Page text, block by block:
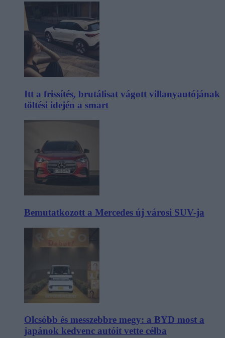
Itt a frissítés, brutálisat vágott villanyautójának
töltési idején a smart
Bemutatkozott a Mercedes új városi SUV-ja
Olcsóbb és messzebbre megy: a BYD most a
japánok kedvenc autóit vette célba